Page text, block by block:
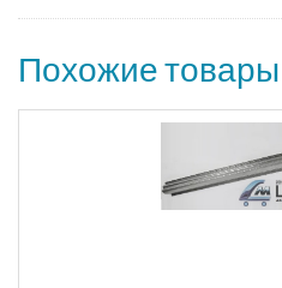
Похожие товары